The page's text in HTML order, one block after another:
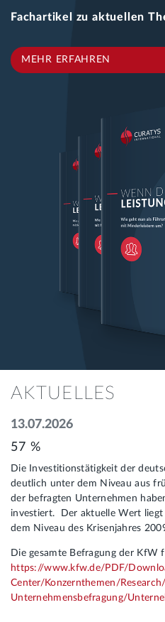
Fachartikel zu aktuellen
MEHR ERFAHREN
AKTUELLES
13.07.2026
57 %
Die Investitionstätigkeit der
deutlich unter dem Niveau aus
der befragten Unternehmen
investiert. Der aktuelle Wert
dem Niveau des Krisenjahres
Die gesamte Befragung der KfW
https://www.kfw.de/PDF/
Center/Konzernthemen/
Unternehmensbefragung/